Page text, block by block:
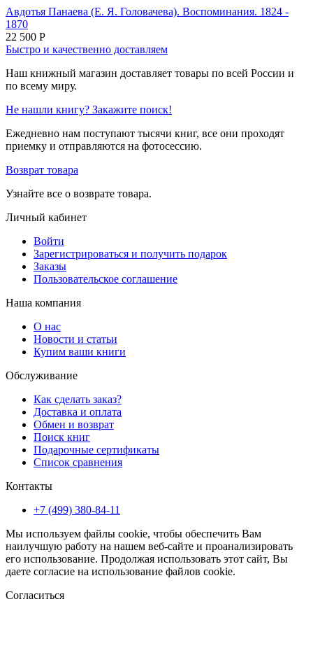
Авдотья Панаева (Е. Я. Головачева). Воспоминания. 1824 -
1870
22 500 Р
Быстро и качественно доставляем
Наш книжный магазин доставляет товары по всей России и
по всему миру.
Не нашли книгу? Закажите поиск!
Ежедневно нам поступают тысячи книг, все они проходят
приемку и отправляются на фотосессию.
Возврат товара
Узнайте все о возврате товара.
Личный кабинет
Войти
Зарегистрироваться и получить подарок
Заказы
Пользовательское соглашение
Наша компания
О нас
Новости и статьи
Купим ваши книги
Обслуживание
Как сделать заказ?
Доставка и оплата
Обмен и возврат
Поиск книг
Подарочные сертификаты
Список сравнения
Контакты
+7 (499) 380-84-11
Мы используем файлы cookie, чтобы обеспечить Вам
наилучшую работу на нашем веб-сайте и проанализировать
его использование. Продолжая использовать этот сайт, Вы
даете согласие на использование файлов cookie.
Согласиться